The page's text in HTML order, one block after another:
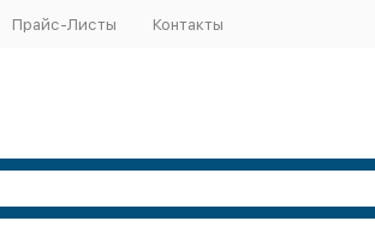
Прайс-Листы Контакты